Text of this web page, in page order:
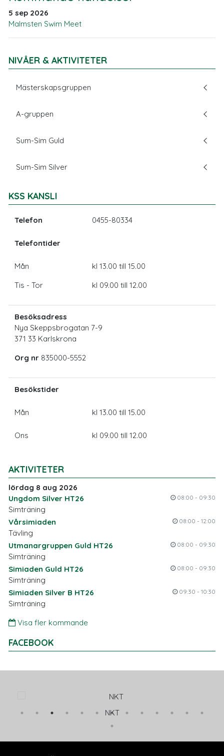
5 sep 2026
Malmsten Swim Meet
NIVÅER & AKTIVITETER
Mästerskapsgruppen
A-gruppen
Sum-Sim Guld
Sum-Sim Silver
KSS KANSLI
Telefon 0455-80334
Telefontider
Mån
Tis - Tor
kl 13.00 till 15.00
kl 09.00 till 12.00
Besöksadress
Nya Skeppsbrogatan 7-9
371 33 Karlskrona
Org nr 835000-5552
Besökstider
Mån kl 13.00 till 15.00
Ons kl 09.00 till 12.00
AKTIVITETER
lördag 8 aug 2026
Ungdom Silver HT26
08:00 - 09:30
Simträning
Vårsimiaden
08:00 - 12:00
Tävling
Utmanargruppen Guld HT26
08:00 - 09:30
Simträning
Simiaden Guld HT26
08:00 - 09:30
Simträning
Simiaden Silver B HT26
09:30 - 10:30
Simträning
Visa fler kommande
FACEBOOK
NKT